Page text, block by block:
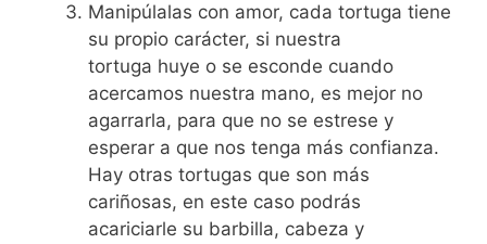
Manipúlalas con amor, cada tortuga tiene
su propio carácter, si nuestra
tortuga huye o se esconde cuando
acercamos nuestra mano, es mejor no
agarrarla, para que no se estrese y
esperar a que nos tenga más confianza.
Hay otras tortugas que son más
cariñosas, en este caso podrás
acariciarle su barbilla, cabeza y